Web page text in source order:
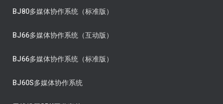
BJ80多媒体协作系统（标准版）
BJ66多媒体协作系统（互动版）
BJ66多媒体协作系统（标准版）
BJ60S多媒体协作系统